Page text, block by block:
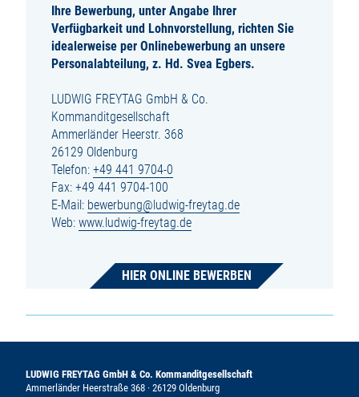
Ihre Bewerbung, unter Angabe Ihrer
Verfügbarkeit und Lohnvorstellung, richten Sie
idealerweise per Onlinebewerbung an unsere
Personalabteilung, z. Hd. Svea Egbers.
LUDWIG FREYTAG GmbH & Co.
Kommanditgesellschaft
Ammerländer Heerstr. 368
26129 Oldenburg
Telefon: +49 441 9704-0
Fax: +49 441 9704-100
E-Mail: bewerbung@ludwig-freytag.de
Web: www.ludwig-freytag.de
HIER ONLINE BEWERBEN
LUDWIG FREYTAG GmbH & Co. Kommanditgesellschaft
Ammerländer Heerstraße 368 · 26129 Oldenburg